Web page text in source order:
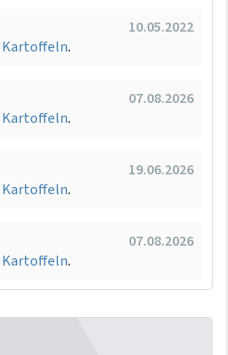
10.05.2022
Kartoffeln.
07.08.2026
Kartoffeln.
19.06.2026
Kartoffeln.
07.08.2026
Kartoffeln.